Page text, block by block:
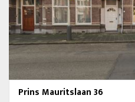
Prins Mauritslaan 36